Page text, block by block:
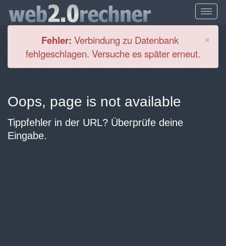
×
Fehler: Verbindung zu Datenbank
fehlgeschlagen. Versuche es später erneut.
Oops, page is not available
Tippfehler in der URL? Überprüfe deine
Eingabe.